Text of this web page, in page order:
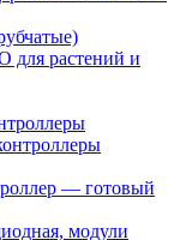
растений и
— готовый
модули